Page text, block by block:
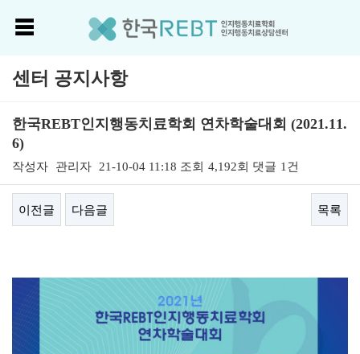
센터 공지사항
한국REBT인지행동치료학회 연차학술대회 (2021.11.
6)
작성자 관리자 21-10-04 11:18 조회 4,192회 댓글 1건
이전글 다음글 목록